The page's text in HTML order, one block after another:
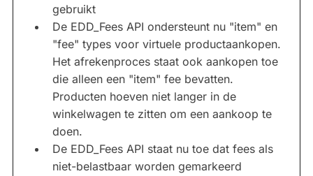
gebruikt
De EDD_Fees API ondersteunt nu "item" en
"fee" types voor virtuele productaankopen.
Het afrekenproces staat ook aankopen toe
die alleen een "item" fee bevatten.
Producten hoeven niet langer in de
winkelwagen te zitten om een aankoop te
doen.
De EDD_Fees API staat nu toe dat fees als
niet-belastbaar worden gemarkeerd